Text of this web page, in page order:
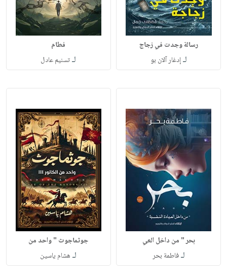
رسالة وجدت في زجاج
لـإدغار آلان بو
فطام
لـتسنيم عادل
بحر " من داخل العي
لـفاطمة بحر
جوثماجوث " واحد من
لـ هشام ياسين